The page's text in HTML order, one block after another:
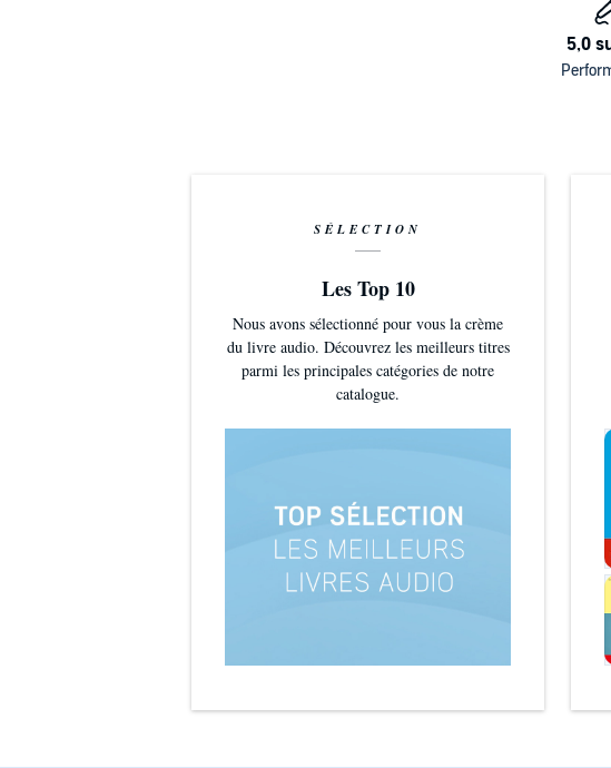
SÉLECTION
Les Top 10
Nous avons sélectionné pour vous la crème
du livre audio. Découvrez les meilleurs titres
parmi les principales catégories de notre
catalogue.